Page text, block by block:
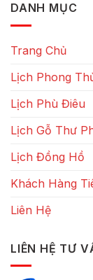
DANH MỤC
Trang Chủ
Lịch Phong
Lịch Phù Điêu
Lịch Gỗ Thư
Lịch Đồng Hồ
Khách Hàng
Liên Hệ
LIÊN HỆ TƯ